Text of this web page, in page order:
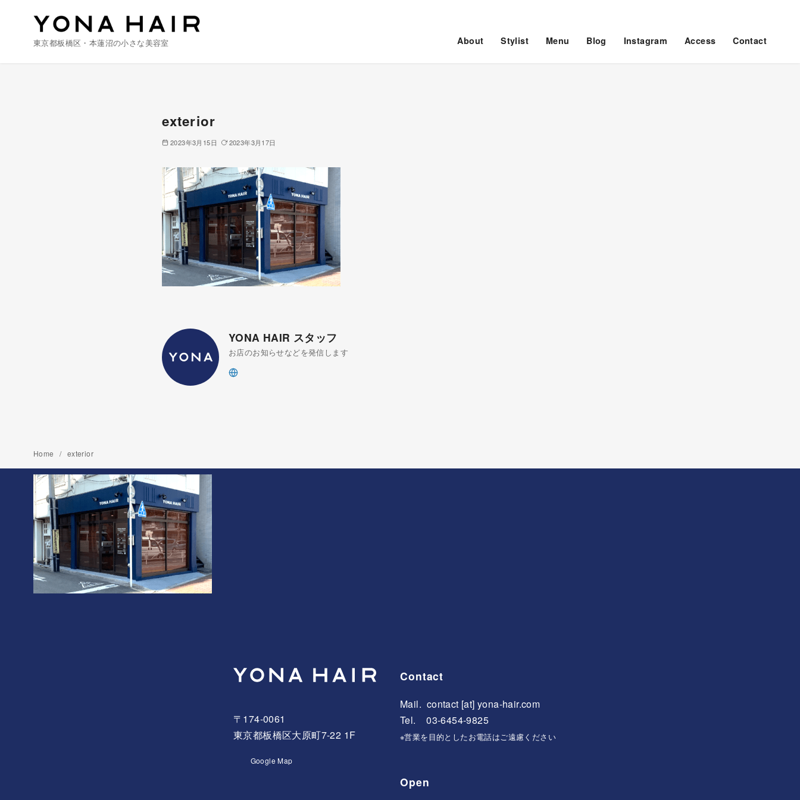
東京都板橋区・本蓮沼の小さな美容室 About Stylist Menu Blog Instagram Access Contact
exterior
2023年3月15日 2023年3月17日
YONA HAIR スタッフ
お店のお知らせなどを発信します
Home exterior
〒174-0061
東京都板橋区大原町7-22 1F
Google Map
Contact
Mail. contact [at] yona-hair.com
Tel. 03-6454-9825
※営業を目的としたお電話はご遠慮ください
Open